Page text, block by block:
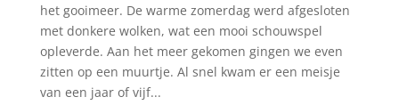
het gooimeer. De warme zomerdag werd afgesloten
met donkere wolken, wat een mooi schouwspel
opleverde. Aan het meer gekomen gingen we even
zitten op een muurtje. Al snel kwam er een meisje
van een jaar of vijf...